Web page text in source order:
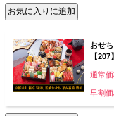
おせ
【207】
通常価
早割